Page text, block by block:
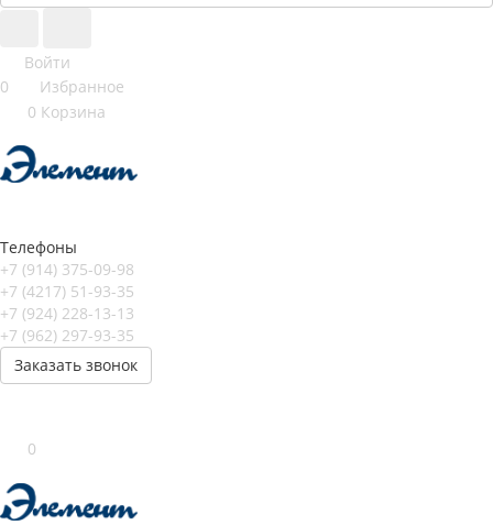
Войти
0
Избранное
0 Корзина
Телефоны
+7 (914) 375-09-98
+7 (4217) 51-93-35
+7 (924) 228-13-13
+7 (962) 297-93-35
Заказать звонок
0